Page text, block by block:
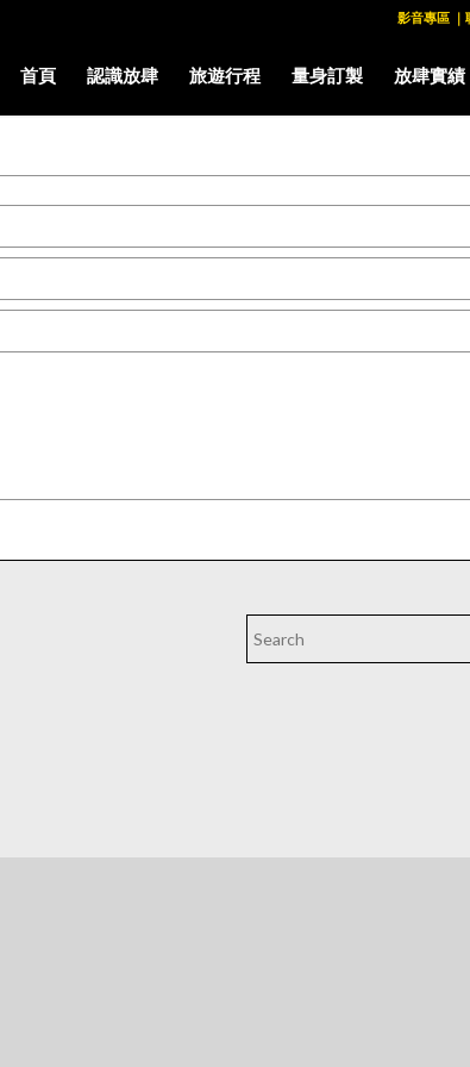
影音專區 ｜
首頁 認識放肆 旅遊行程 量身訂製 放肆實績